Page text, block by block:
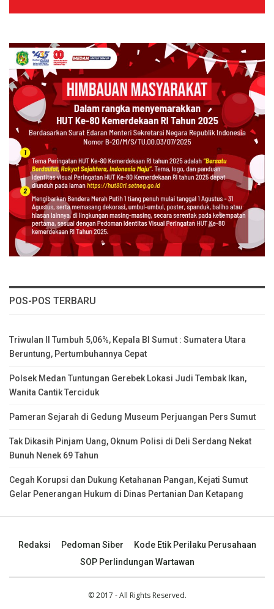
POS-POS TERBARU
Triwulan II Tumbuh 5,06%, Kepala BI Sumut : Sumatera Utara
Beruntung, Pertumbuhannya Cepat
Polsek Medan Tuntungan Gerebek Lokasi Judi Tembak Ikan,
Wanita Cantik Terciduk
Pameran Sejarah di Gedung Museum Perjuangan Pers Sumut
Tak Dikasih Pinjam Uang, Oknum Polisi di Deli Serdang Nekat
Bunuh Nenek 69 Tahun
Cegah Korupsi dan Dukung Ketahanan Pangan, Kejati Sumut
Gelar Penerangan Hukum di Dinas Pertanian Dan Ketapang
Redaksi Pedoman Siber
Kode Etik Perilaku Perusahaan
SOP Perlindungan Wartawan
© 2017 - All Rights Reserved.